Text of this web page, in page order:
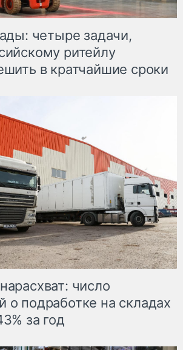
четыре задачи,
ритейлу
в кратчайшие сроки
число
о подработке на складах
за год